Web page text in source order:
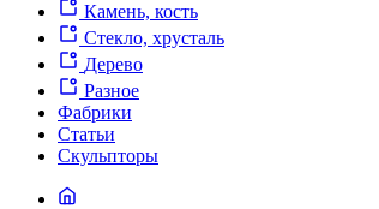
Камень, кость
Стекло, хрусталь
Дерево
Разное
Фабрики
Статьи
Скульпторы